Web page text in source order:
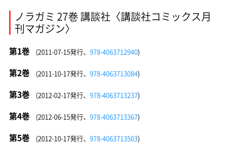
ノラガミ 27巻 講談社〈講談社コミックス月
刊マガジン〉
第1巻 (2011-07-15発行、 978-4063712940)
第2巻 (2011-10-17発行、 978-4063713084)
第3巻 (2012-02-17発行、 978-4063713237)
第4巻 (2012-06-15発行、 978-4063713367)
第5巻 (2012-10-17発行、 978-4063713503)